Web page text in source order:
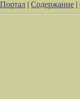
Портал | Содержание |